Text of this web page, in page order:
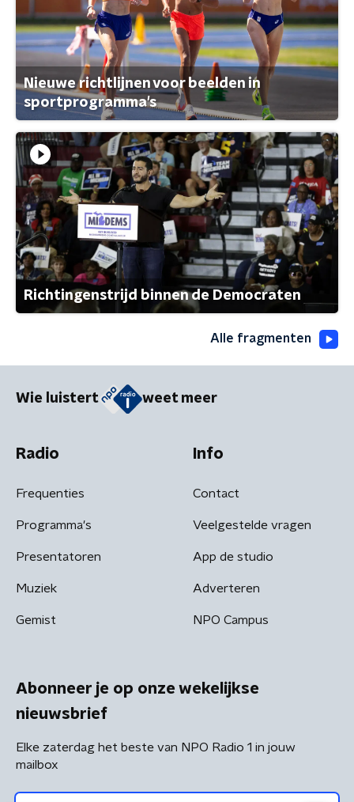
Nieuwe richtlijnen voor beelden in
sportprogramma's
Richtingenstrijd binnen de Democraten
Alle fragmenten
Wie luistert weet meer
Radio
Frequenties
Programma's
Presentatoren
Muziek
Gemist
Info
Contact
Veelgestelde vragen
App de studio
Adverteren
NPO Campus
Abonneer je op onze wekelijkse
nieuwsbrief
Elke zaterdag het beste van NPO Radio 1 in jouw
mailbox